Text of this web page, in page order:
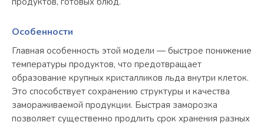
Особенности
Главная особенность этой модели — быстрое понижение
температуры продуктов, что предотвращает
образование крупных кристалликов льда внутри клеток.
Это способствует сохранению структуры и качества
замораживаемой продукции. Быстрая заморозка
позволяет существенно продлить срок хранения разных